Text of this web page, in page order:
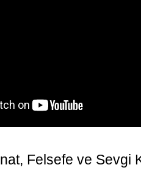
Felsefe ve Sevgi